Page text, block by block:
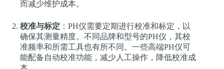
而减少维护成本。
校准与标定 ：PH仪需要定期进行校准和标定，以
确保其测量精度。不同品牌和型号的PH仪，其校
准频率和所需工具也有所不同。一些高端PH仪可
能配备自动校准功能，减少人工操作，降低校准成